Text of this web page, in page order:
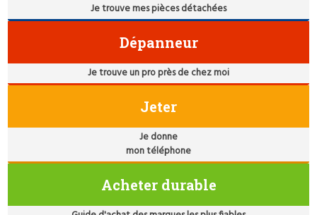
Je trouve mes pièces détachées
Dépanneur
Je trouve un pro près de chez moi
Jeter
Je donne
mon téléphone
Acheter durable